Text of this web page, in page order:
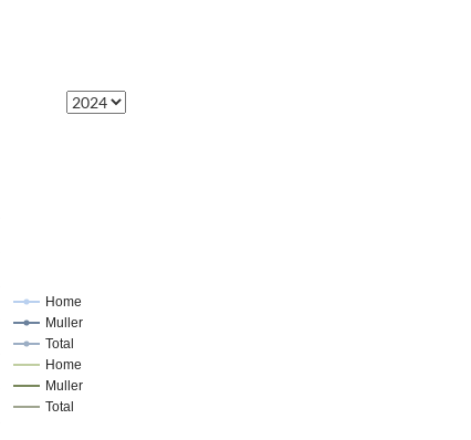
Home
Muller
Total
Home
Muller
Total